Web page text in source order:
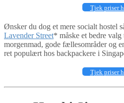
Tjek priser
Ønsker du dog et mere socialt hostel
Lavender Street* måske et bedre
morgenmad, gode fællesområder og
ret populært hos backpackere i
Tjek priser